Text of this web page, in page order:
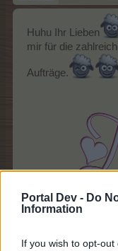
Portal Dev - Do
Information
If you wish to opt-
Huhu Ihr Lieben
mir für die
Aufträge.